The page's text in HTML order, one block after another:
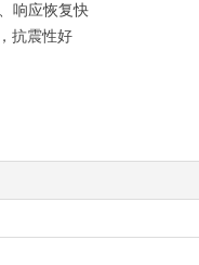
响应恢复快
抗震性好